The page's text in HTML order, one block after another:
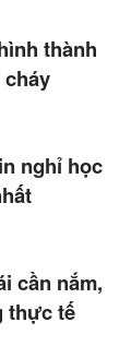
thành
nghỉ học
cần nắm,
thực tế